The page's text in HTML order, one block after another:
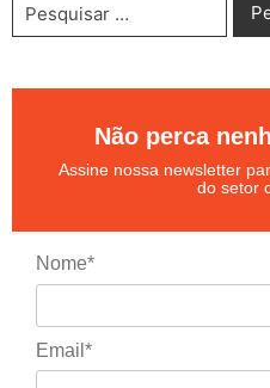
Não perca
Assine nossa newsletter
do setor
Nome*
Email*